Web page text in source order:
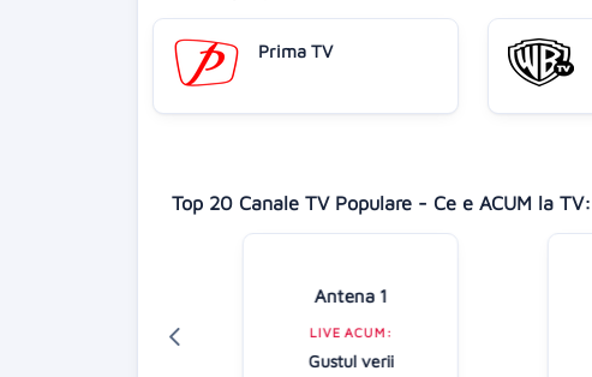
Prima TV
Top 20 Canale TV Populare - Ce e ACUM la TV:
Antena 1
LIVE ACUM:
Gustul verii